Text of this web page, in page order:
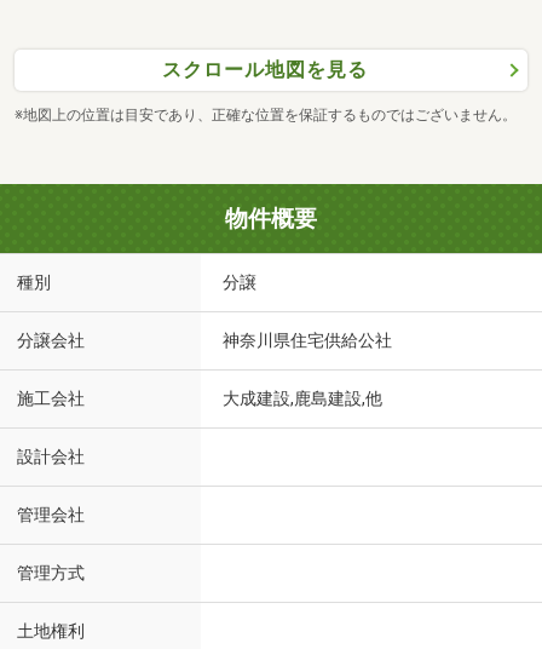
スクロール地図を見る
※地図上の位置は目安であり、正確な位置を保証するものではございません。
物件概要
種別 分譲
分譲会社 神奈川県住宅供給公社
施工会社 大成建設,鹿島建設,他
設計会社
管理会社
管理方式
土地権利